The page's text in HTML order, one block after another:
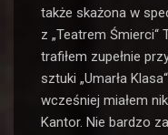
także skażona w
z „Teatrem Śmierci“
trafiłem zupełnie
sztuki „Umarła
wcześniej miałem
Kantor. Nie bardzo